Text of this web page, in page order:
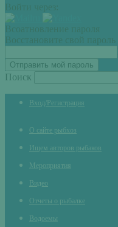
Войти через:
Всоатновление пароля
Восстановите свой пароль
Поиск
Вход/Регистрация
О сайте рыбхоз
Ищем авторов рыбаков
Мероприятия
Видео
Отчеты о рыбалке
Водоемы